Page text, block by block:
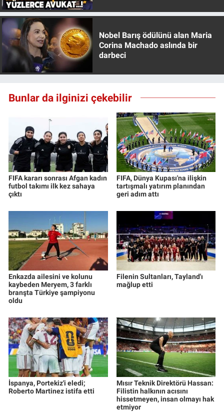
Nobel Barış ödülünü alan Maria
Corina Machado aslında bir
darbeci
Bunlar da ilginizi çekebilir
FIFA kararı sonrası Afgan kadın
futbol takımı ilk kez sahaya
çıktı
FIFA, Dünya Kupası'na ilişkin
tartışmalı yatırım planından
geri adım attı
Enkazda ailesini ve kolunu
kaybeden Meryem, 3 farklı
branşta Türkiye şampiyonu
oldu
Filenin Sultanları, Tayland'ı
mağlup etti
İspanya, Portekiz'i eledi;
Roberto Martinez istifa etti
Mısır Teknik Direktörü Hassan:
Filistin halkının acısını
hissetmeyen, insan olmayı hak
etmiyor